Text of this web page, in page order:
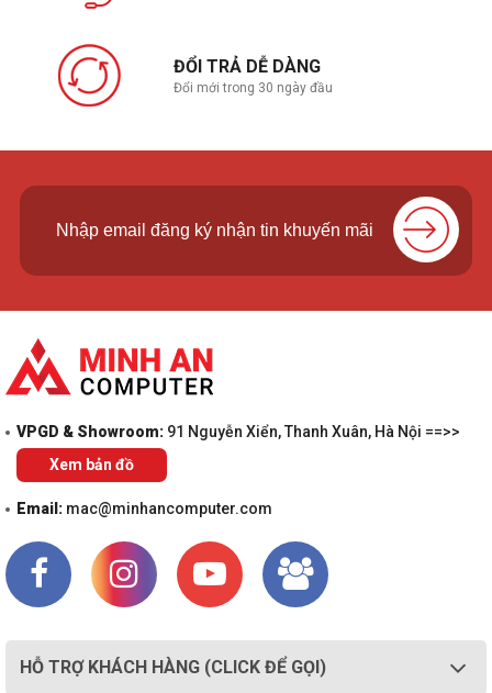
ĐỔI TRẢ DỄ DÀNG
Đổi mới trong 30 ngày đầu
VPGD & Showroom: 91 Nguyễn Xiển, Thanh Xuân, Hà Nội ==>>
Xem bản đồ
Email: mac@minhancomputer.com
HỖ TRỢ KHÁCH HÀNG (CLICK ĐỂ GỌI)